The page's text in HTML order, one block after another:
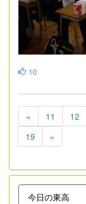
10
« 11 12
19
»
今日の東高